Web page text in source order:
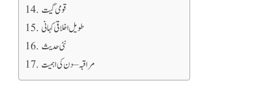
قومی گیت
طویل اخلاقی کہانی
نئی حدیث
مراقبہ – دن کی اہمیت